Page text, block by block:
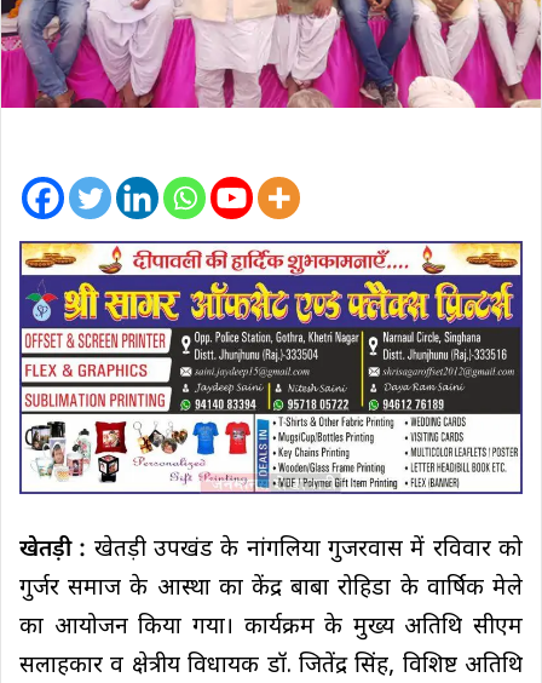
खेतड़ी : खेतड़ी उपखंड के नांगलिया गुजरवास में रविवार को
गुर्जर समाज के आस्था का केंद्र बाबा रोहिडा के वार्षिक मेले
का आयोजन किया गया। कार्यक्रम के मुख्य अतिथि सीएम
सलाहकार व क्षेत्रीय विधायक डॉ. जितेंद्र सिंह, विशिष्ट अतिथि